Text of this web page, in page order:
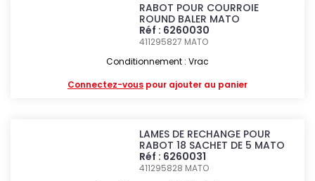
RABOT POUR COURROIE
ROUND BALER MATO
Réf : 6260030
411295827 MATO
Conditionnement : Vrac
Connectez-vous pour ajouter au panier
LAMES DE RECHANGE POUR
RABOT 18 SACHET DE 5 MATO
Réf : 6260031
411295828 MATO